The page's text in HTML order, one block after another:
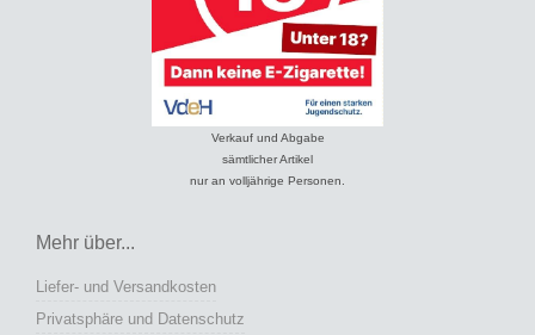
Verkauf und Abgabe
sämtlicher Artikel
nur an volljährige Personen.
Mehr über...
Liefer- und Versandkosten
Privatsphäre und Datenschutz